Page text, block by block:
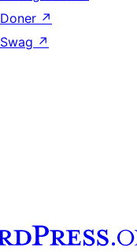
Doner ↗
Swag ↗